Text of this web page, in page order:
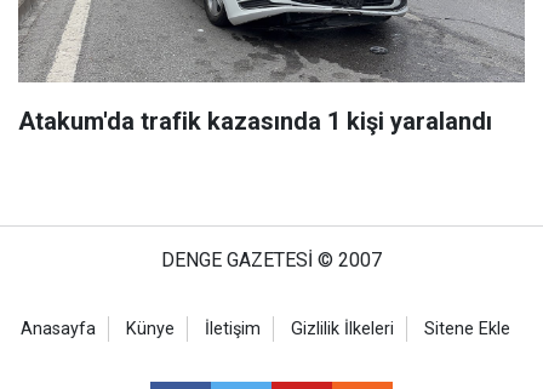
Atakum'da trafik kazasında 1 kişi yaralandı
DENGE GAZETESİ © 2007
Anasayfa Künye İletişim Gizlilik İlkeleri Sitene Ekle